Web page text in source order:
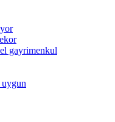
gayrimenkul